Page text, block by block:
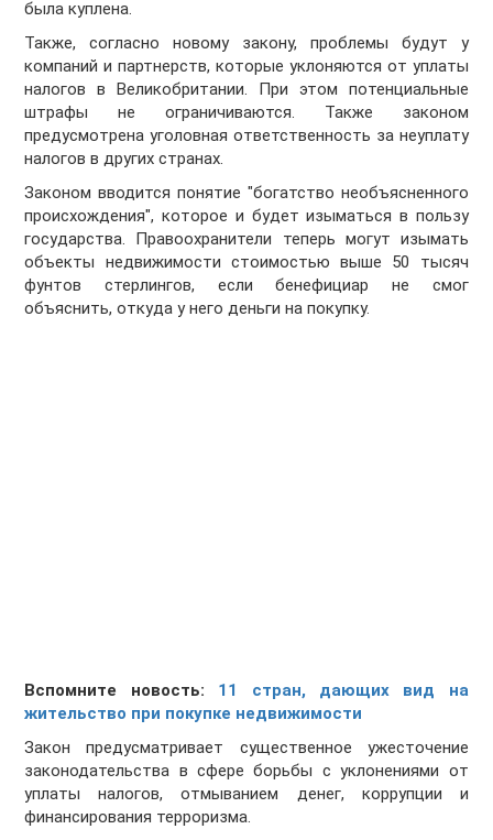
была куплена.
Также, согласно новому закону, проблемы будут у
компаний и партнерств, которые уклоняются от уплаты
налогов в Великобритании. При этом потенциальные
штрафы не ограничиваются. Также законом
предусмотрена уголовная ответственность за неуплату
налогов в других странах.
Законом вводится понятие "богатство необъясненного
происхождения", которое и будет изыматься в пользу
государства. Правоохранители теперь могут изымать
объекты недвижимости стоимостью выше 50 тысяч
фунтов стерлингов, если бенефициар не смог
объяснить, откуда у него деньги на покупку.
Вспомните новость: 11 стран, дающих вид на
жительство при покупке недвижимости
Закон предусматривает существенное ужесточение
законодательства в сфере борьбы с уклонениями от
уплаты налогов, отмыванием денег, коррупции и
финансирования терроризма.